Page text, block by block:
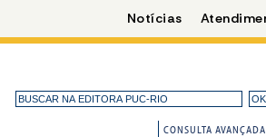
CONSULTA AVANÇADA